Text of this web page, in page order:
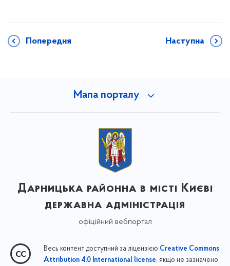
Попередня Наступна
Мапа порталу
Дарницька районна в місті Києві
державна адміністрація
офіційний вебпортал
Весь контент доступний за ліцензією Creative Commons
Attribution 4.0 International license, якщо не зазначено